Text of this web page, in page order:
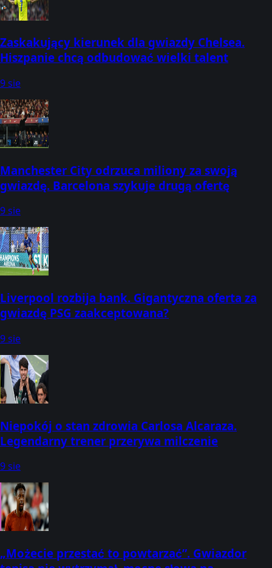
Zaskakujący kierunek dla gwiazdy Chelsea.
Hiszpanie chcą odbudować wielki talent
9 sie
Manchester City odrzuca miliony za swoją
gwiazdę. Barcelona szykuje drugą ofertę
9 sie
Liverpool rozbija bank. Gigantyczna oferta za
gwiazdę PSG zaakceptowana?
9 sie
Niepokój o stan zdrowia Carlosa Alcaraza.
Legendarny trener przerywa milczenie
9 sie
„Możecie przestać to powtarzać”. Gwiazdor